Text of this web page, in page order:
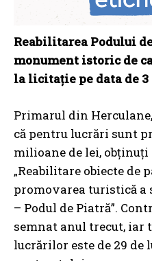
Reabilitarea Podului
monument istoric de
la licitaţie pe data de
Primarul din
că pentru lucrări sunt
milioane de lei,
„Reabilitare obiecte de
promovarea turistică a
– Podul de Piatră”.
semnat anul trecut, iar
lucrărilor este de 29 de